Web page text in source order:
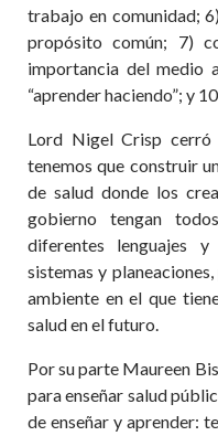
trabajo en comunidad;
propósito común; 7)
importancia del medio
“aprender haciendo”; y
Lord Nigel Crisp cerró
tenemos que construir
de salud donde los
gobierno tengan
diferentes lenguajes
sistemas y
ambiente en el que
salud en el futuro.
Por su parte Maureen
para enseñar salud
de enseñar y aprender: